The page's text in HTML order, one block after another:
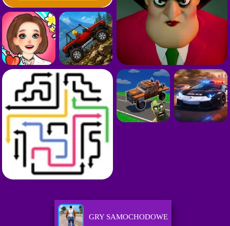
GRY SAMOCHODOWE